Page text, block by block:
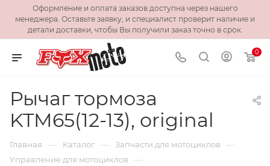
Оформление и оплата заказов доступна через нашего
менеджера. Оставьте заявку, и специалист проверит наличие и
детали доставки, чтобы Вы получили заказ точно в срок.
0
Рычаг тормоза
KTM65(12-13), original
Главная — Каталог — Запчасти для мотоциклов —
Управление для мотоциклов —